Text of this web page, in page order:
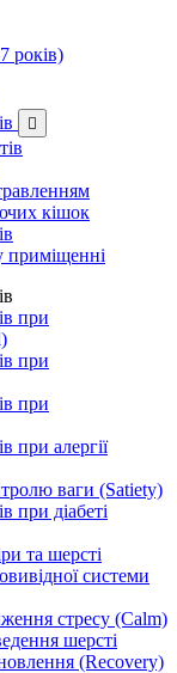
років)

кішок
приміщенні
при
при
при
при алергії
ваги (Satiety)
при діабеті
та шерсті
системи
стресу (Calm)
шерсті
(Recovery)